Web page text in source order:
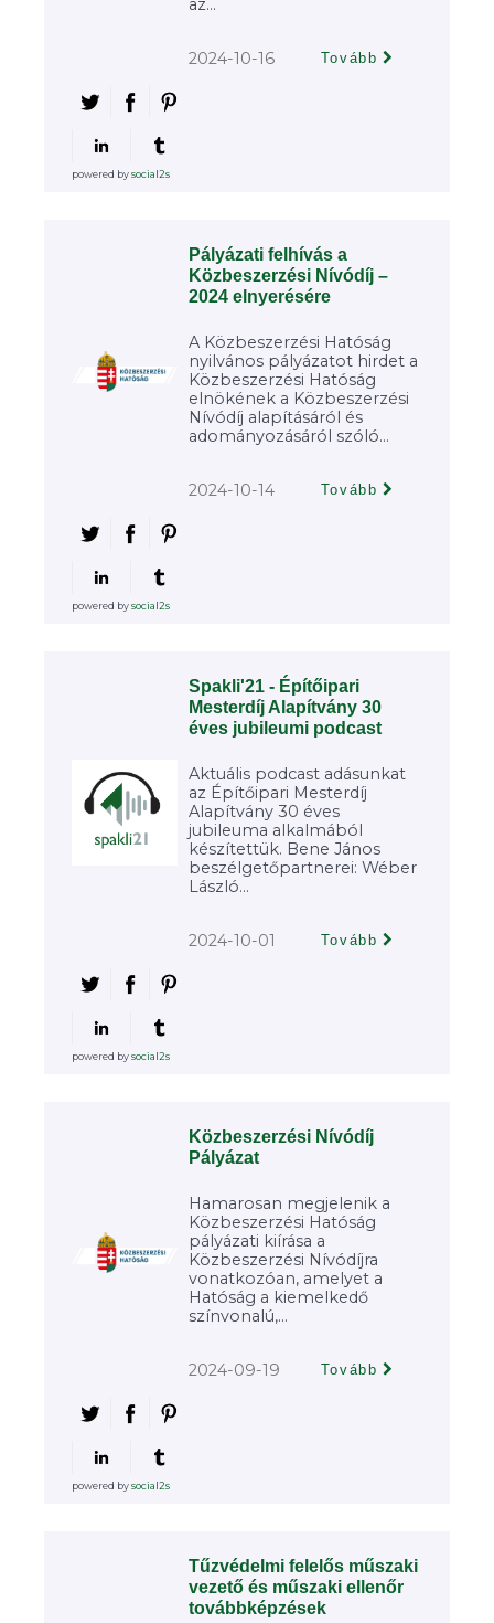
az...
2024-10-16 Tovább
powered bysocial2s
Pályázati felhívás a
Közbeszerzési Nívódíj –
2024 elnyerésére
A Közbeszerzési Hatóság
nyilvános pályázatot hirdet a
Közbeszerzési Hatóság
elnökének a Közbeszerzési
Nívódíj alapításáról és
adományozásáról szóló...
2024-10-14 Tovább
powered bysocial2s
Spakli'21 - Építőipari
Mesterdíj Alapítvány 30
éves jubileumi podcast
Aktuális podcast adásunkat
az Építőipari Mesterdíj
Alapítvány 30 éves
jubileuma alkalmából
készítettük. Bene János
beszélgetőpartnerei: Wéber
László...
2024-10-01 Tovább
powered bysocial2s
Közbeszerzési Nívódíj
Pályázat
Hamarosan megjelenik a
Közbeszerzési Hatóság
pályázati kiírása a
Közbeszerzési Nívódíjra
vonatkozóan, amelyet a
Hatóság a kiemelkedő
színvonalú,...
2024-09-19 Tovább
powered bysocial2s
Tűzvédelmi felelős műszaki
vezető és műszaki ellenőr
továbbképzések